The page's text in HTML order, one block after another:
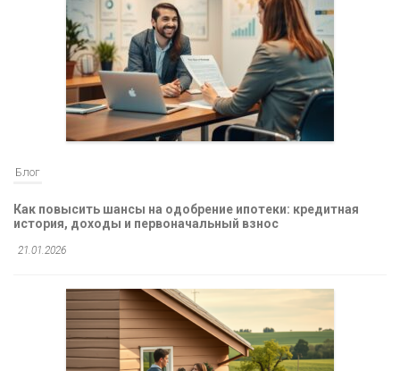
Блог
Как повысить шансы на одобрение ипотеки: кредитная
история, доходы и первоначальный взнос
21.01.2026